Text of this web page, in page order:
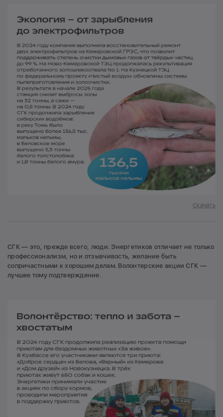
Скачать
СГК — это, прежде всего, люди. Энергетиков отличает не только
профессионализм, но и отзывчивость, желание быть
сопричастными к хорошим делам. Волонтерские акции СГК —
лучшее тому подтверждение.